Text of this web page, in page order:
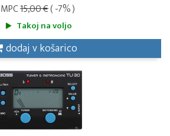
MPC15,00 €( -7% )
Takoj na voljo
dodaj v košarico